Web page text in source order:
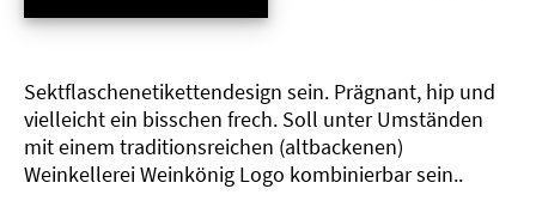
Sektflaschenetikettendesign sein. Prägnant, hip und
vielleicht ein bisschen frech. Soll unter Umständen
mit einem traditionsreichen (altbackenen)
Weinkellerei Weinkönig Logo kombinierbar sein..